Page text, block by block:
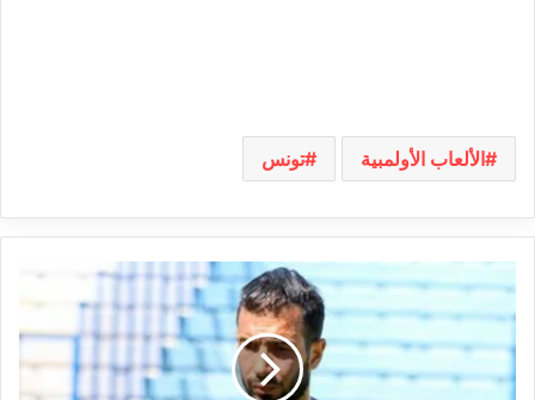
الألعاب الأولمبية تونس
جديدة
لهيثم
الجويني